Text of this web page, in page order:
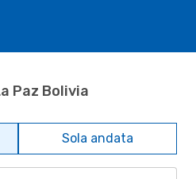
Paz Bolivia
Sola andata